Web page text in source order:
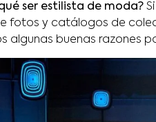
ser estilista de moda?
fotos y catálogos de
algunas buenas razones